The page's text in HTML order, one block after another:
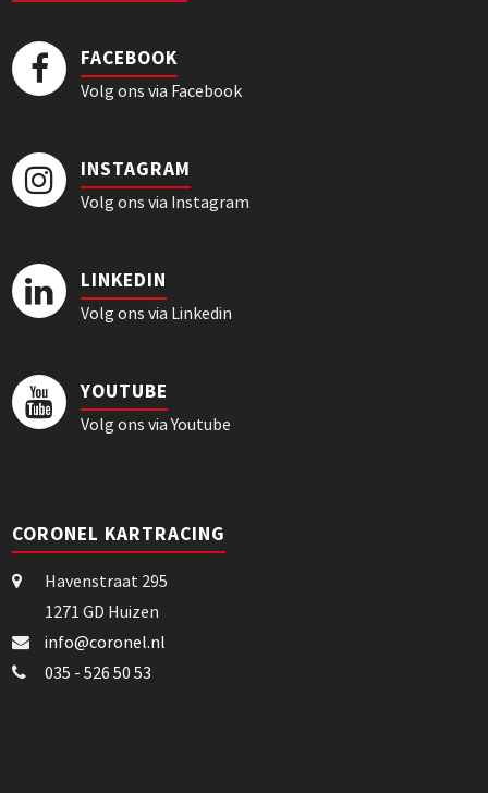
FACEBOOK
Volg ons via Facebook
INSTAGRAM
Volg ons via Instagram
LINKEDIN
Volg ons via Linkedin
YOUTUBE
Volg ons via Youtube
CORONEL KARTRACING
Havenstraat 295
1271 GD Huizen
info@coronel.nl
035 - 526 50 53